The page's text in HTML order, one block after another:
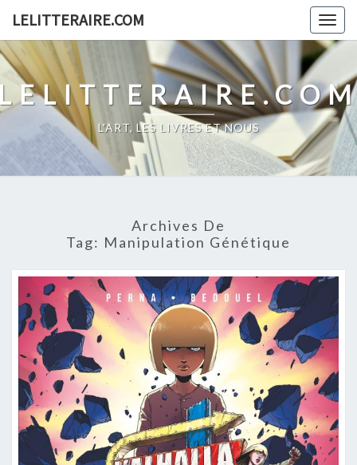
content
LELITTERAIRE.COM
L'ART, LES LIVRES ET NOUS
Archives De
Tag: Manipulation Génétique